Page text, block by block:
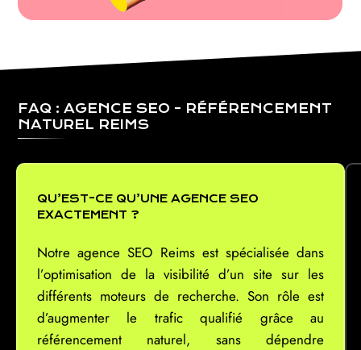
FAQ : AGENCE SEO - RÉFÉRENCEMENT
NATUREL REIMS
QU’EST-CE QU’UNE AGENCE SEO
EXACTEMENT ?
Notre agence SEO Reims est spécialisée dans
l’optimisation de la visibilité d’un site sur les
différents moteurs de recherche. Son rôle est
d’augmenter le trafic qualifié grâce au
référencement naturel, sans dépendre